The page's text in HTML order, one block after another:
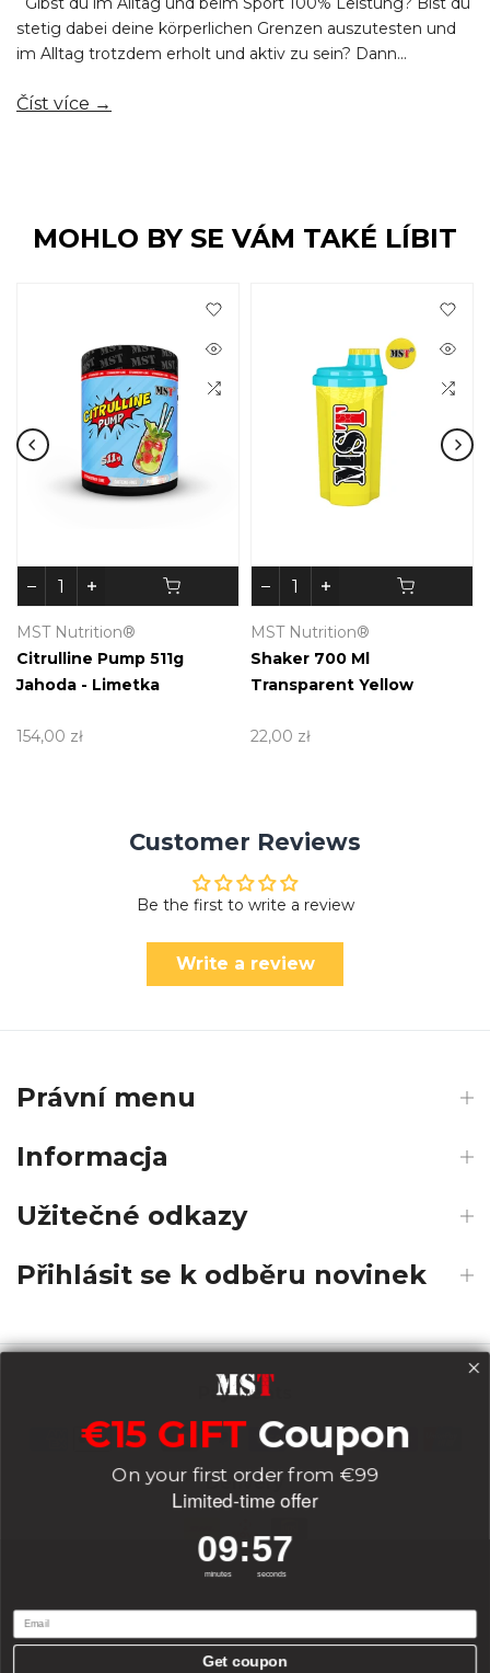
stetig dabei deine körperlichen Grenzen auszutesten und
im Alltag trotzdem erholt und aktiv zu sein? Dann...
Číst více →
MOHLO BY SE VÁM TAKÉ LÍBIT
MST Nutrition®
Citrulline Pump 511g
Jahoda - Limetka
154,00 zł
MST Nutrition®
Shaker 700 Ml
Transparent Yellow
22,00 zł
Customer Reviews
Be the first to write a review
Write a review
Právní menu
Informacja
Užitečné odkazy
Přihlásit se k odběru novinek
Payments
Delivery
Socials
€15 GIFT Coupon
On your first order from €99
Limited-time offer
09
minutes
:56
seconds
Email
Get coupon